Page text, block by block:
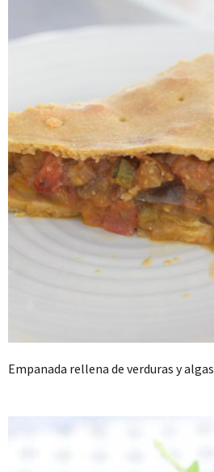
Empanada rellena de verduras y algas